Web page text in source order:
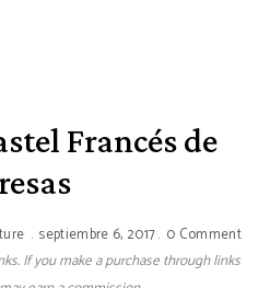
Francés de
septiembre 6, 2017 0 Comment
If you make a purchase through links